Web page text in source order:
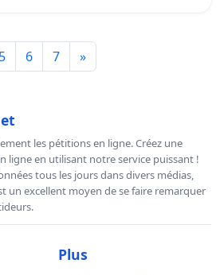
5 6 7 »
les pétitions en ligne. Créez une
ligne en utilisant notre service puissant !
tous les jours dans divers médias,
un excellent moyen de se faire remarquer
Plus